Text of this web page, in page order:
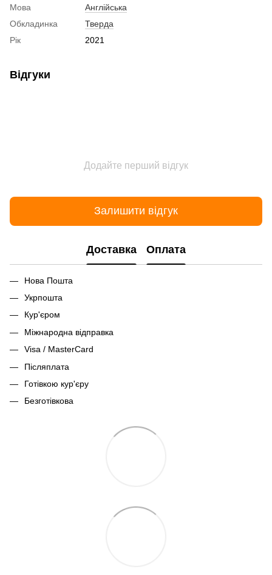
Мова
Англійська
Обкладинка
Тверда
Рік
2021
Відгуки
Додайте перший відгук
Залишити відгук
Доставка Оплата
Нова Пошта
Укрпошта
Кур'єром
Міжнародна відправка
Visa / MasterCard
Післяплата
Готівкою кур'єру
Безготівкова